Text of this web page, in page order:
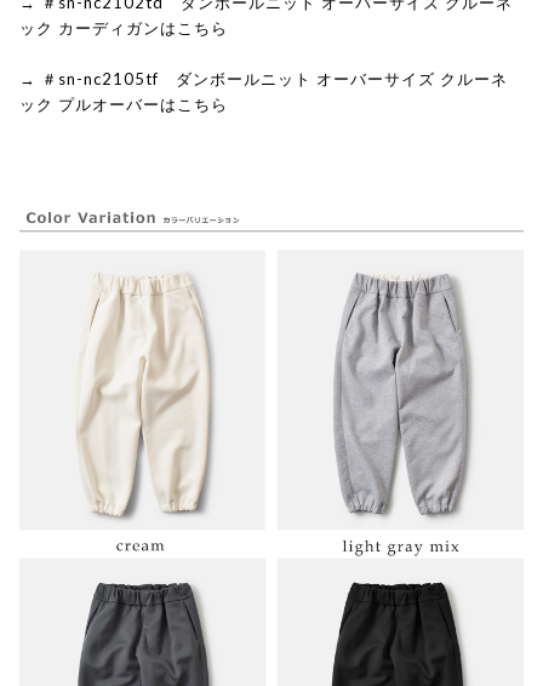
ック カーディガンはこちら
→ ＃sn-nc2105tf ダンボールニット オーバーサイズ クルーネ
ック プルオーバーはこちら